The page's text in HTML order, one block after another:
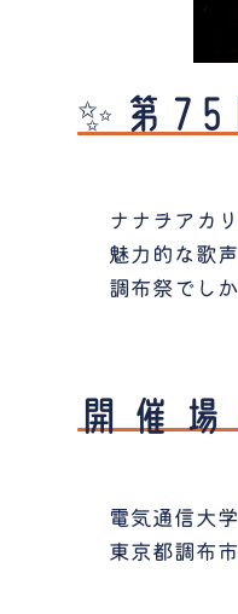
✨第
ナナヲアカ
魅力的な歌
調布祭でし
開催
電気通信大
東京都調布